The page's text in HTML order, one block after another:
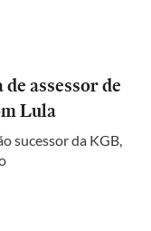
assessor de
Lula
sucessor da KGB,